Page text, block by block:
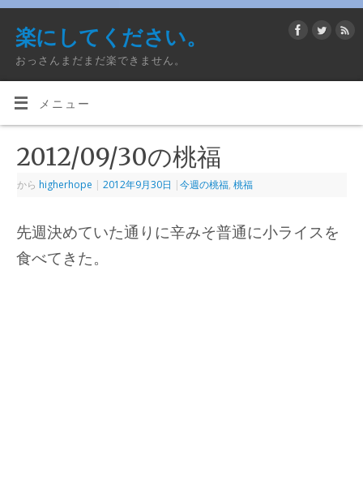
楽にしてください。
おっさんまだまだ楽できません。
メニュー
2012/09/30の桃福
から higherhope | 2012年9月30日 |今週の桃福,桃福
先週決めていた通りに辛みそ普通に小ライスを
食べてきた。